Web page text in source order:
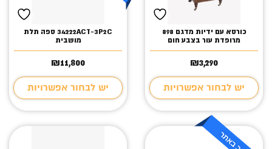
כורסא עם ידיות מדגם 898
מרופדת עור בצבע חום
₪3,290
יש לבחור אפשרויות
34222ACT-3P2C ספה תלת
מושבית
₪11,800
יש לבחור אפשרויות